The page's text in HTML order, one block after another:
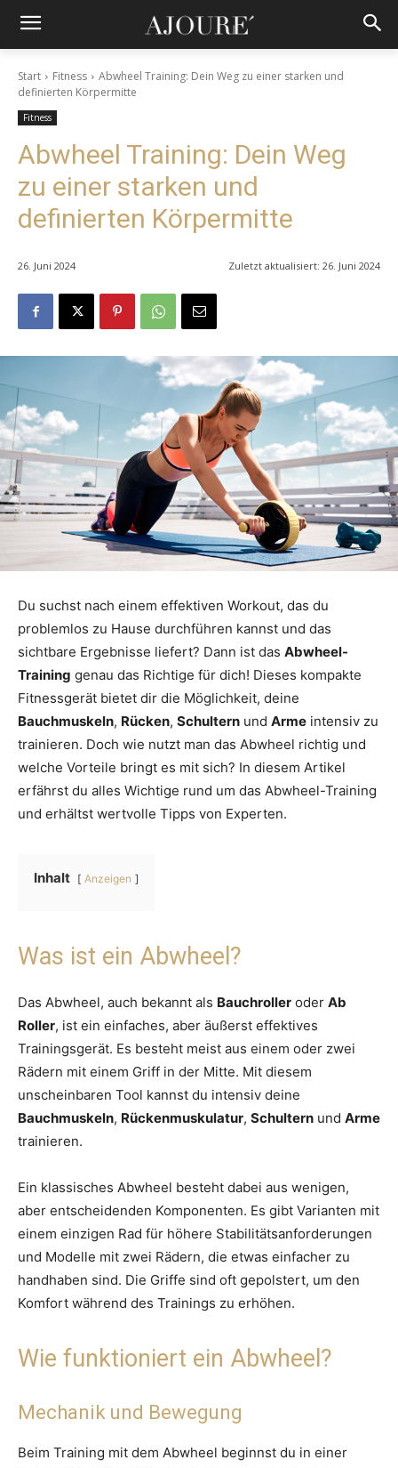
Start Fitness
Abwheel Training: Dein Weg zu einer starken und
definierten Körpermitte
Fitness
Abwheel Training: Dein Weg
zu einer starken und
definierten Körpermitte
26. Juni 2024 Zuletzt aktualisiert: 26. Juni 2024
Du suchst nach einem effektiven Workout, das du
problemlos zu Hause durchführen kannst und das
sichtbare Ergebnisse liefert? Dann ist das Abwheel-
Training genau das Richtige für dich! Dieses kompakte
Fitnessgerät bietet dir die Möglichkeit, deine
Bauchmuskeln, Rücken, Schultern und Arme intensiv zu
trainieren. Doch wie nutzt man das Abwheel richtig und
welche Vorteile bringt es mit sich? In diesem Artikel
erfährst du alles Wichtige rund um das Abwheel-Training
und erhältst wertvolle Tipps von Experten.
Inhalt Anzeigen
Was ist ein Abwheel?
Das Abwheel, auch bekannt als Bauchroller oder Ab
Roller, ist ein einfaches, aber äußerst effektives
Trainingsgerät. Es besteht meist aus einem oder zwei
Rädern mit einem Griff in der Mitte. Mit diesem
unscheinbaren Tool kannst du intensiv deine
Bauchmuskeln, Rückenmuskulatur, Schultern und Arme
trainieren.
Ein klassisches Abwheel besteht dabei aus wenigen,
aber entscheidenden Komponenten. Es gibt Varianten mit
einem einzigen Rad für höhere Stabilitätsanforderungen
und Modelle mit zwei Rädern, die etwas einfacher zu
handhaben sind. Die Griffe sind oft gepolstert, um den
Komfort während des Trainings zu erhöhen.
Wie funktioniert ein Abwheel?
Mechanik und Bewegung
Beim Training mit dem Abwheel beginnst du in einer